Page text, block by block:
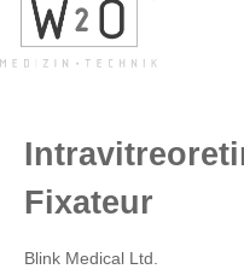
springen
Fixateur
Blink Medical Ltd.